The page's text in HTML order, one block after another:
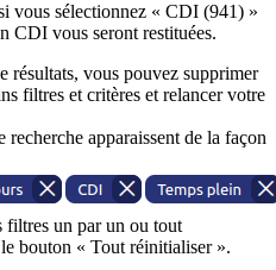
vous sélectionnez « CDI (941) »
CDI vous seront restituées.
résultats, vous pouvez supprimer
filtres et critères et relancer votre
apparaissent de la façon
filtres un par un ou tout
bouton « Tout réinitialiser ».